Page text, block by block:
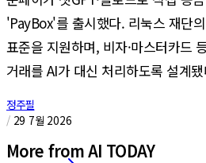
'PayBox'를 출시했다. 리눅스 재단
표준을 지원하며, 비자·마스터카드
거래를 AI가 대신 처리하도록 설계
정주필
/ 29 7월 2026
More from AI TODAY